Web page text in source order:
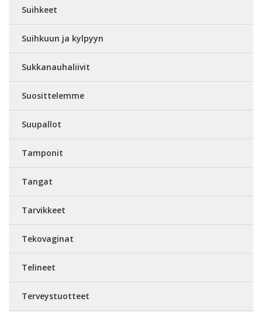
Suihkeet
Suihkuun ja kylpyyn
Sukkanauhaliivit
Suosittelemme
Suupallot
Tamponit
Tangat
Tarvikkeet
Tekovaginat
Telineet
Terveystuotteet